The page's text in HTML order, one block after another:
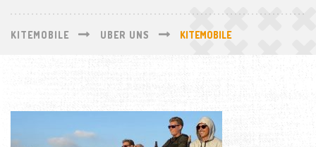
KITEMOBILE UBER UNS KITEMOBILE